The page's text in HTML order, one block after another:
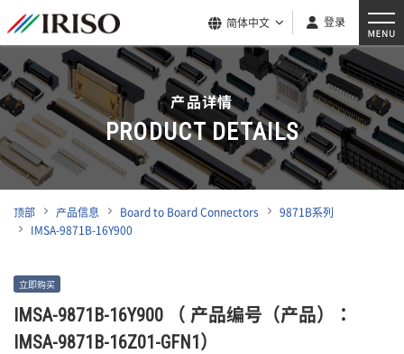
简体中文 登录
产品详情
PRODUCT DETAILS
顶部 产品信息 Board to Board Connectors
9871B系列
IMSA-9871B-16Y900
立即购买
IMSA-9871B-16Y900 （ 产品编号（产品）：
IMSA-9871B-16Z01-GFN1）